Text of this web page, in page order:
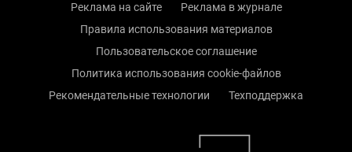
Реклама на сайте
Реклама в журнале
Правила использования материалов
Пользовательское соглашение
Политика использования cookie-файлов
Рекомендательные технологии
Техподдержка